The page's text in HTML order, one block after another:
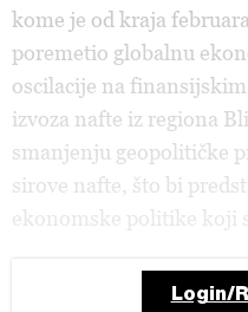
kome je od kraja
poremetio globalnu
oscilacije na
izvoza nafte iz regiona
smanjenju geopolitičke
sirove nafte, što bi
ekonomske politike koji
Login/